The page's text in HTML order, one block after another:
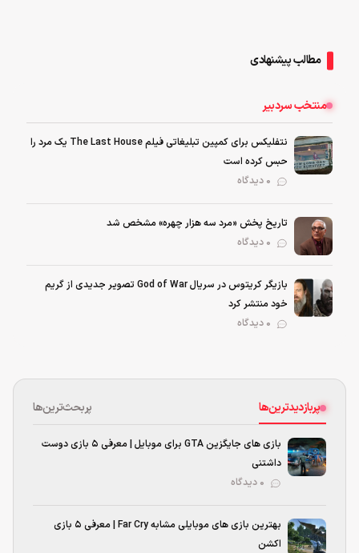
مطالب پیشنهادی
منتخب سردبیر
نتفلیکس برای کمپین تبلیغاتی فیلم The Last House یک مرد را
حبس کرده است
تاریخ پخش «مرد سه هزار چهره» مشخص شد
بازیگر کریتوس در سریال God of War تصویر جدیدی از گریم
خود منتشر کرد
پربازدیدترین‌ها پربحث‌ترین‌ها
بازی های جایگزین GTA برای موبایل | معرفی ۵ بازی دوست
داشتنی
بهترین بازی‌ های موبایلی مشابه Far Cry | معرفی ۵ بازی
اکشن